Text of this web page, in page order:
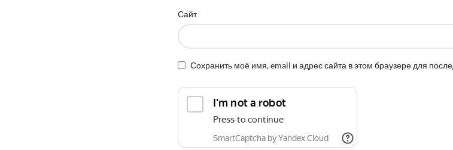
Сайт
Сохранить моё имя, email и адрес сайта в этом браузере для